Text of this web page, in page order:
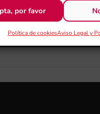
por favor
Política de cookiesAviso Legal y